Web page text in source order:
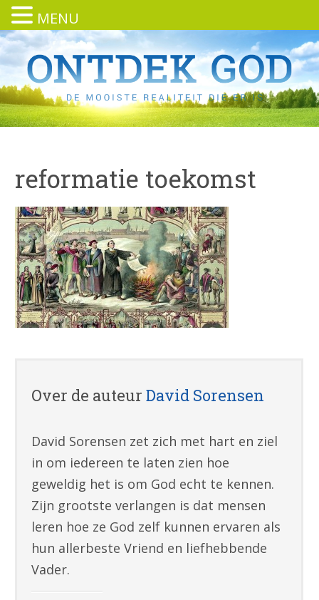
reformatie toekomst
Over de auteurDavid Sorensen
David Sorensen zet zich met hart en ziel
in om iedereen te laten zien hoe
geweldig het is om God echt te kennen.
Zijn grootste verlangen is dat mensen
leren hoe ze God zelf kunnen ervaren als
hun allerbeste Vriend en liefhebbende
Vader.
MENU